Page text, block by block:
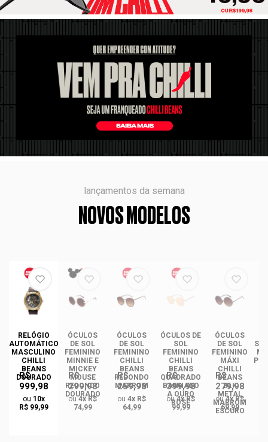
lançamentos da semana
NOVOS MODELOS
RELÓGIO
AUTOMÁTICO
MASCULINO
CHILLI
BEANS
DOURADO
R$
999,98
ou 10x
R$ 99,99
ÓCULOS
DE SOL
FEMININO
MINNIE E
MICKEY
MOUSE
REDONDO
DOURADO
R$
299,98
ou4x R$
74,99
ÓCULOS
DE SOL
FEMININO
CHILLI
BEANS
REDONDO
MARROM
R$
259,98
ou 4x R$
64,99
ÓCULOS DE
SOL
FEMININO
CHILLI
BEANS
QUADRADO
BANHADO
A OURO
ROSÉ
R$
399,98
ou4x R$
99,99
ÓCULOS
DE SOL
FEMININO
MÁXI
CHILLI
BEANS
BLK
METAL
MARROM
ESCURO
R$
279,98
ou4x R$
69,99